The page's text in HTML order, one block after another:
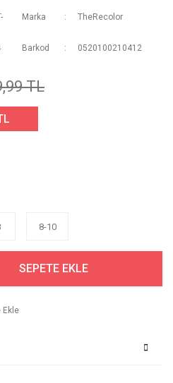
Marka TheRecolor
Barkod 0520100210412
TL
8-10
SEPETE EKLE